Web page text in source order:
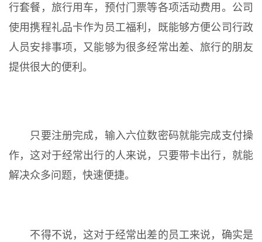
行套餐，旅行用车，预付门票等各项活动费用。公司
使用携程礼品卡作为员工福利，既能够方便公司行政
人员安排事项，又能够为很多经常出差、旅行的朋友
提供很大的便利。
只要注册完成，输入六位数密码就能完成支付操
作，这对于经常出行的人来说，只要带卡出行，就能
解决众多问题，快速便捷。
不得不说，这对于经常出差的员工来说，确实是